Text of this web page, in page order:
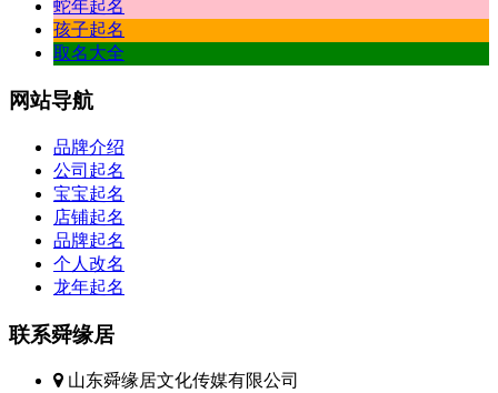
蛇年起名
孩子起名
取名大全
网站导航
品牌介绍
公司起名
宝宝起名
店铺起名
品牌起名
个人改名
龙年起名
联系舜缘居
山东舜缘居文化传媒有限公司